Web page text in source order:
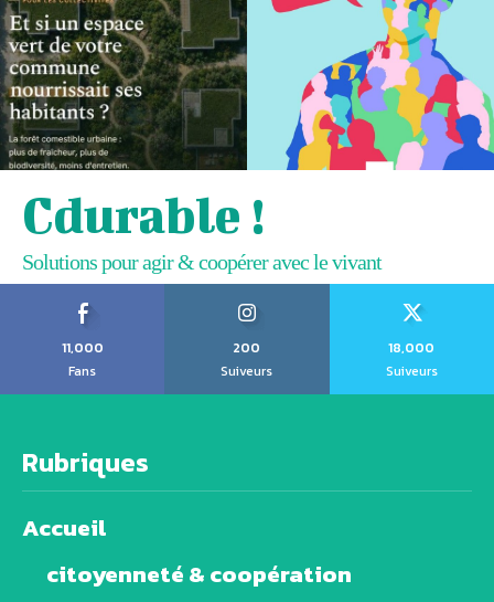
Cdurable !
Solutions pour agir & coopérer avec le vivant
11,000
Fans
200
Suiveurs
18,000
Suiveurs
Rubriques
Accueil
citoyenneté & coopération